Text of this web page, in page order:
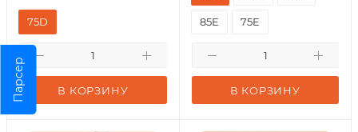
В КОРЗИНУ
75D
В КОРЗИНУ
85E 75E
Парсер